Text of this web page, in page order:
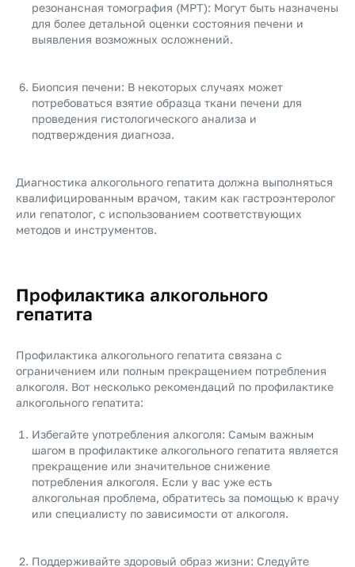
резонансная томография (МРТ): Могут быть назначены
для более детальной оценки состояния печени и
выявления возможных осложнений.
Биопсия печени: В некоторых случаях может
потребоваться взятие образца ткани печени для
проведения гистологического анализа и
подтверждения диагноза.
Диагностика алкогольного гепатита должна выполняться
квалифицированным врачом, таким как гастроэнтеролог
или гепатолог, с использованием соответствующих
методов и инструментов.
Профилактика алкогольного
гепатита
Профилактика алкогольного гепатита связана с
ограничением или полным прекращением потребления
алкоголя. Вот несколько рекомендаций по профилактике
алкогольного гепатита:
Избегайте употребления алкоголя: Самым важным
шагом в профилактике алкогольного гепатита является
прекращение или значительное снижение
потребления алкоголя. Если у вас уже есть
алкогольная проблема, обратитесь за помощью к врачу
или специалисту по зависимости от алкоголя.
Поддерживайте здоровый образ жизни: Следуйте